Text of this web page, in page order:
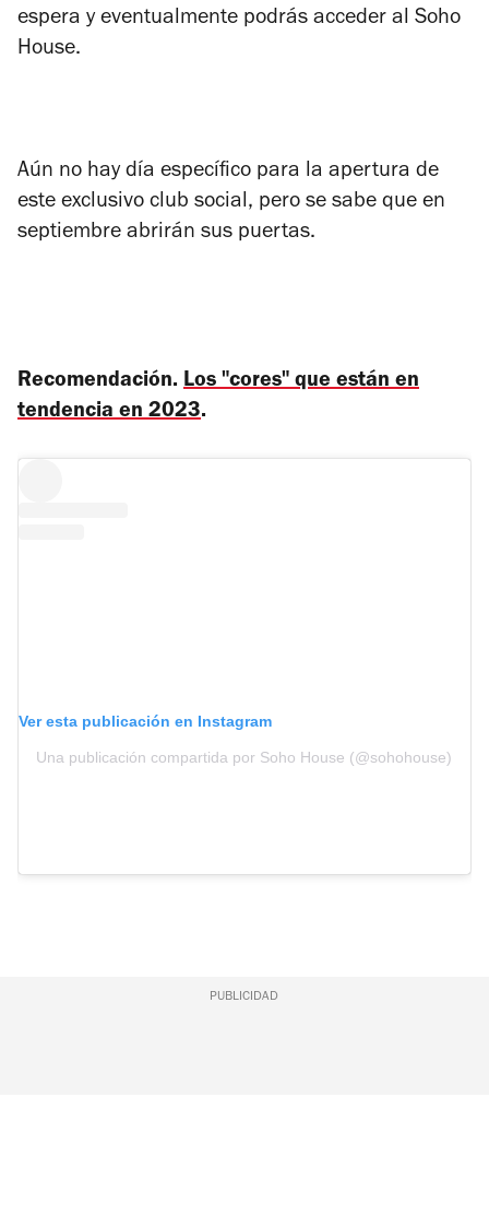
espera y eventualmente podrás acceder al Soho
House.
Aún no hay día específico para la apertura de
este exclusivo club social, pero se sabe que en
septiembre abrirán sus puertas.
Recomendación. Los "cores" que están en
tendencia en 2023.
Ver esta publicación en Instagram
Una publicación compartida por Soho House (@sohohouse)
PUBLICIDAD